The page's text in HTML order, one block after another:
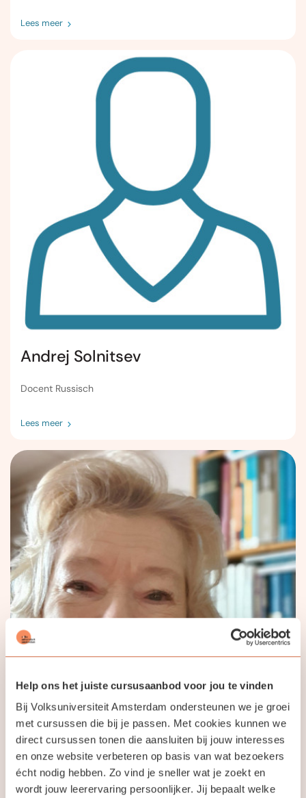
Help ons het juiste cursusaanbod voor jou te vinden
Bij Volksuniversiteit Amsterdam ondersteunen we je groei
met cursussen die bij je passen. Met cookies kunnen we
direct cursussen tonen die aansluiten bij jouw interesses
en onze website verbeteren op basis van wat bezoekers
écht nodig hebben. Zo vind je sneller wat je zoekt en
wordt jouw leerervaring persoonlijker. Jij bepaalt welke
Lees meer
Andrej Solnitsev
Docent Russisch
Lees meer
Ankie van Pel
Docent Modern Standaard Arabisch en Marokkaans